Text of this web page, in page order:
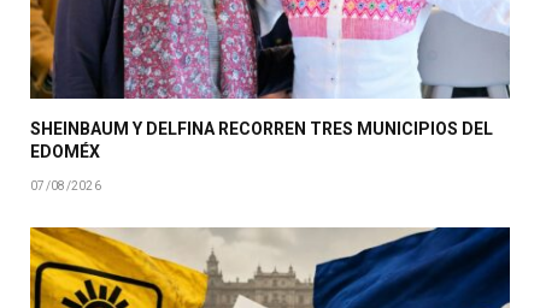
SHEINBAUM Y DELFINA RECORREN TRES MUNICIPIOS DEL
EDOMÉX
07/08/2026